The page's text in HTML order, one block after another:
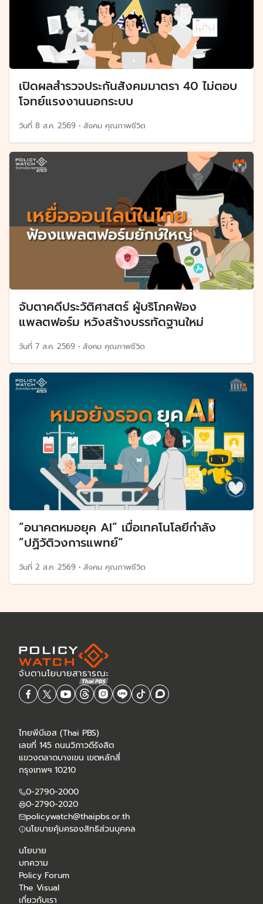
เปิดผลสำรวจประกันสังคมมาตรา 40 ไม่ตอบ
โจทย์แรงงานนอกระบบ
วันที่ 8 ส.ค. 2569 • สังคม คุณภาพชีวิต
จับตาคดีประวัติศาสตร์ ผู้บริโภคฟ้อง
แพลตฟอร์ม หวังสร้างบรรทัดฐานใหม่
วันที่ 7 ส.ค. 2569 • สังคม คุณภาพชีวิต
“อนาคตหมอยุค AI” เมื่อเทคโนโลยีกำลัง
”ปฏิวัติวงการแพทย์“
วันที่ 2 ส.ค. 2569 • สังคม คุณภาพชีวิต
ไทยพีบีเอส (Thai PBS)
เลขที่ 145 ถนนวิภาวดีรังสิต
แขวงตลาดบางเขน เขตหลักสี่
กรุงเทพฯ 10210
0-2790-2000
0-2790-2020
policywatch@thaipbs.or.th
นโยบายคุ้มครองสิทธิส่วนบุคคล
นโยบาย
บทความ
Policy Forum
The Visual
เกี่ยวกับเรา